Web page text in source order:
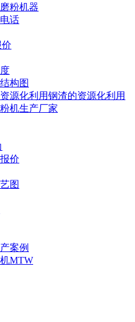
粉机器
话
构图
源化利用钢渣的资源化利用
机生产厂家
价
图
案例
MTW